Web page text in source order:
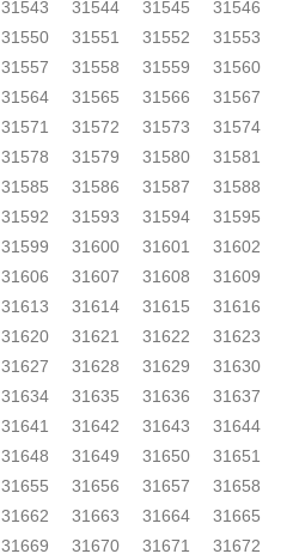
31543 31544 31545
31546
31550 31551 31552
31553
31557 31558 31559
31560
31564 31565 31566
31567
31571 31572 31573
31574
31578 31579 31580
31581
31585 31586 31587
31588
31592 31593 31594
31595
31599 31600 31601
31602
31606 31607 31608
31609
31613 31614 31615
31616
31620 31621 31622
31623
31627 31628 31629
31630
31634 31635 31636
31637
31641 31642 31643
31644
31648 31649 31650
31651
31655 31656 31657
31658
31662 31663 31664
31665
31669 31670 31671
31672